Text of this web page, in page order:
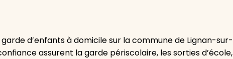
garde d’enfants à domicile sur la commune de Lignan-sur-
assurent la garde périscolaire, les sorties d’école,